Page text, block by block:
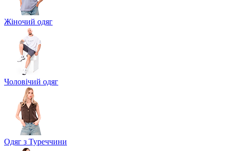
Жіночий одяг
Чоловічий одяг
Одяг з Туреччини